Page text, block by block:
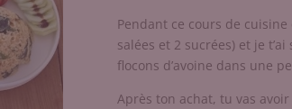
Pendant ce cours de
salées et 2 sucrées) et je
flocons d’avoine dans une
Après ton achat, tu vas